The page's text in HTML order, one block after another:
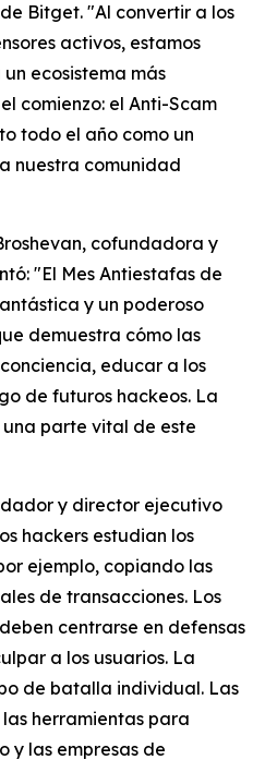
Bitget. "Al convertir a los
activos, estamos
ecosistema más
comienzo: el Anti-Scam
todo el año como un
nuestra comunidad
cofundadora y
"El Mes Antiestafas de
y un poderoso
demuestra cómo las
educar a los
de futuros hackeos. La
parte vital de este
y director ejecutivo
hackers estudian los
ejemplo, copiando las
de transacciones. Los
centrarse en defensas
a los usuarios. La
de batalla individual. Las
herramientas para
y las empresas de